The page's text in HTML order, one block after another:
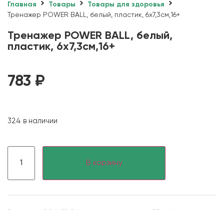
Главная Товары
Товары для здоровья
Тренажер POWER BALL, белый, пластик, 6х7,3см,16+
Тренажер POWER BALL, белый,
пластик, 6х7,3см,16+
783 ₽
324 в наличии
В корзину